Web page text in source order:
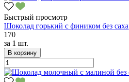
Быстрый просмотр
Шоколад горький с фиником без
170
за 1 шт.
В корзину